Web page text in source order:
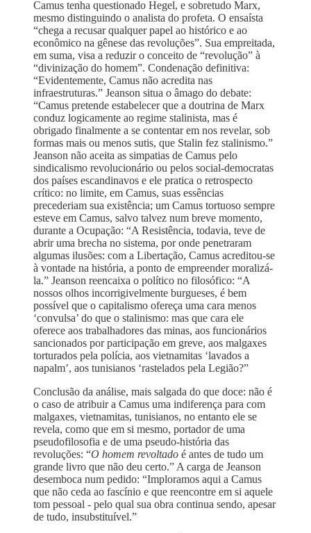
Camus tenha questionado Hegel, e sobretudo Marx,
mesmo distinguindo o analista do profeta. O ensaísta
“chega a recusar qualquer papel ao histórico e ao
econômico na gênese das revoluções”. Sua empreitada,
em suma, visa a reduzir o conceito de “revolução” à
“divinização do homem”. Condenação definitiva:
“Evidentemente, Camus não acredita nas
infraestruturas.” Jeanson situa o âmago do debate:
“Camus pretende estabelecer que a doutrina de Marx
conduz logicamente ao regime stalinista, mas é
obrigado finalmente a se contentar em nos revelar, sob
formas mais ou menos sutis, que Stalin fez stalinismo.”
Jeanson não aceita as simpatias de Camus pelo
sindicalismo revolucionário ou pelos social-democratas
dos países escandinavos e ele pratica o retrospecto
crítico: no limite, em Camus, suas essências
precederiam sua existência; um Camus tortuoso sempre
esteve em Camus, salvo talvez num breve momento,
durante a Ocupação: “A Resistência, todavia, teve de
abrir uma brecha no sistema, por onde penetraram
algumas ilusões: com a Libertação, Camus acreditou-se
à vontade na história, a ponto de empreender moralizá-
la.” Jeanson reencaixa o político no filosófico: “A
nossos olhos incorrigivelmente burgueses, é bem
possível que o capitalismo ofereça uma cara menos
‘convulsa’ do que o stalinismo: mas que cara ele
oferece aos trabalhadores das minas, aos funcionários
sancionados por participação em greve, aos malgaxes
torturados pela polícia, aos vietnamitas ‘lavados a
napalm’, aos tunisianos ‘rastelados pela Legião?”
Conclusão da análise, mais salgada do que doce: não é
o caso de atribuir a Camus uma indiferença para com
malgaxes, vietnamitas, tunisianos, no entanto ele se
revela, como que em si mesmo, portador de uma
pseudofilosofia e de uma pseudo-história das
revoluções: “O homem revoltado é antes de tudo um
grande livro que não deu certo.” A carga de Jeanson
desemboca num pedido: “Imploramos aqui a Camus
que não ceda ao fascínio e que reencontre em si aquele
tom pessoal - pelo qual sua obra continua sendo, apesar
de tudo, insubstituível.”